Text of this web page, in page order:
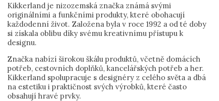
Kikkerland je nizozemská značka známá svými
originálními a funkčními produkty, které obohacují
každodenní život. Založena byla v roce 1992 a od té doby
si získala oblibu díky svému kreativnímu přístupu k
designu.
Značka nabízí širokou škálu produktů, včetně domácích
potřeb, cestovních doplňků, kancelářských potřeb a her.
Kikkerland spolupracuje s designéry z celého světa a dbá
na estetiku i praktičnost svých výrobků, které často
obsahují hravé prvky.